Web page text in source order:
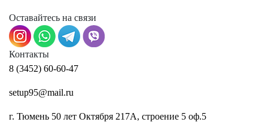
Оставайтесь на связи
Контакты
8 (3452) 60-60-47
setup95@mail.ru
г. Тюмень 50 лет Октября 217А, строение 5 оф.5